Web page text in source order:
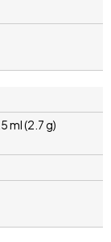
ml (2.7 g)